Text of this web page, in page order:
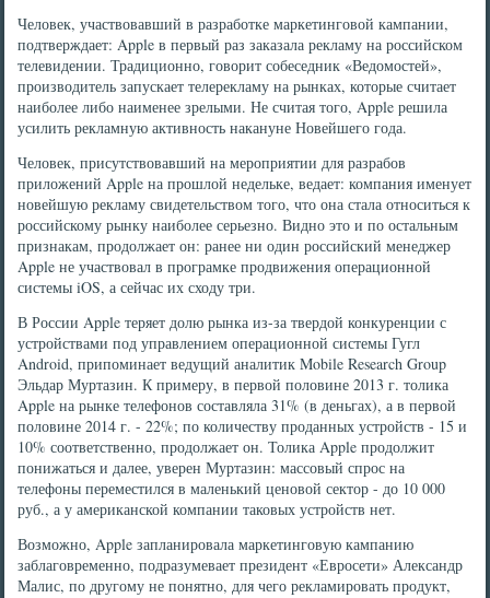
Человек, участвовавший в разработке маркетинговой кампании,
подтверждает: Apple в первый раз заказала рекламу на российском
телевидении. Традиционно, говорит собеседник «Ведомостей»,
производитель запускает телерекламу на рынках, которые считает
наиболее либо наименее зрелыми. Не считая того, Apple решила
усилить рекламную активность накануне Новейшего года.
Человек, присутствовавший на мероприятии для разрабов
приложений Apple на прошлой недельке, ведает: компания именует
новейшую рекламу свидетельством того, что она стала относиться к
российскому рынку наиболее серьезно. Видно это и по остальным
признакам, продолжает он: ранее ни один российский менеджер
Apple не участвовал в програмке продвижения операционной
системы iOS, а сейчас их сходу три.
В России Apple теряет долю рынка из-за твердой конкуренции с
устройствами под управлением операционной системы Гугл
Android, припоминает ведущий аналитик Mobile Research Group
Эльдар Муртазин. К примеру, в первой половине 2013 г. толика
Apple на рынке телефонов составляла 31% (в деньгах), а в первой
половине 2014 г. - 22%; по количеству проданных устройств - 15 и
10% соответственно, продолжает он. Толика Apple продолжит
понижаться и далее, уверен Муртазин: массовый спрос на
телефоны переместился в маленький ценовой сектор - до 10 000
руб., а у американской компании таковых устройств нет.
Возможно, Apple запланировала маркетинговую кампанию
заблаговременно, подразумевает президент «Евросети» Александр
Малис, по другому не понятно, для чего рекламировать продукт,